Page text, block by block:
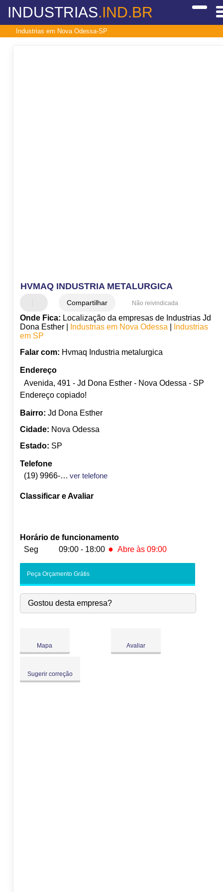
INDUSTRIAS.IND.BR
Industrias em Nova Odessa-SP
HVMAQ INDUSTRIA METALURGICA
Compartilhar Não reivindicada
Onde Fica: Localização da empresas de Industrias Jd
Dona Esther |
Industrias em Nova Odessa|
Industrias
em SP
Falar com: Hvmaq Industria metalurgica
Endereço
Avenida, 491 - Jd Dona Esther - Nova Odessa - SP
Endereço copiado!
Bairro: Jd Dona Esther
Cidade: Nova Odessa
Estado: SP
Telefone
(19) 9966-9678
ver telefone
Classificar e Avaliar
Horário de funcionamento
Seg
09:00 - 18:00 ● Abre às 09:00
-
Qua:
09:00-18:00
Qui:
09:00-18:00
Peça Orçamento Grátis
Gostou desta empresa?
Mapa Avaliar
Sugerir correção